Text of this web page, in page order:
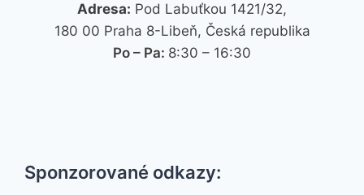
Adresa: Pod Labuťkou 1421/32,
180 00 Praha 8-Libeň, Česká republika
Po – Pa: 8:30 – 16:30
Sponzorované odkazy: